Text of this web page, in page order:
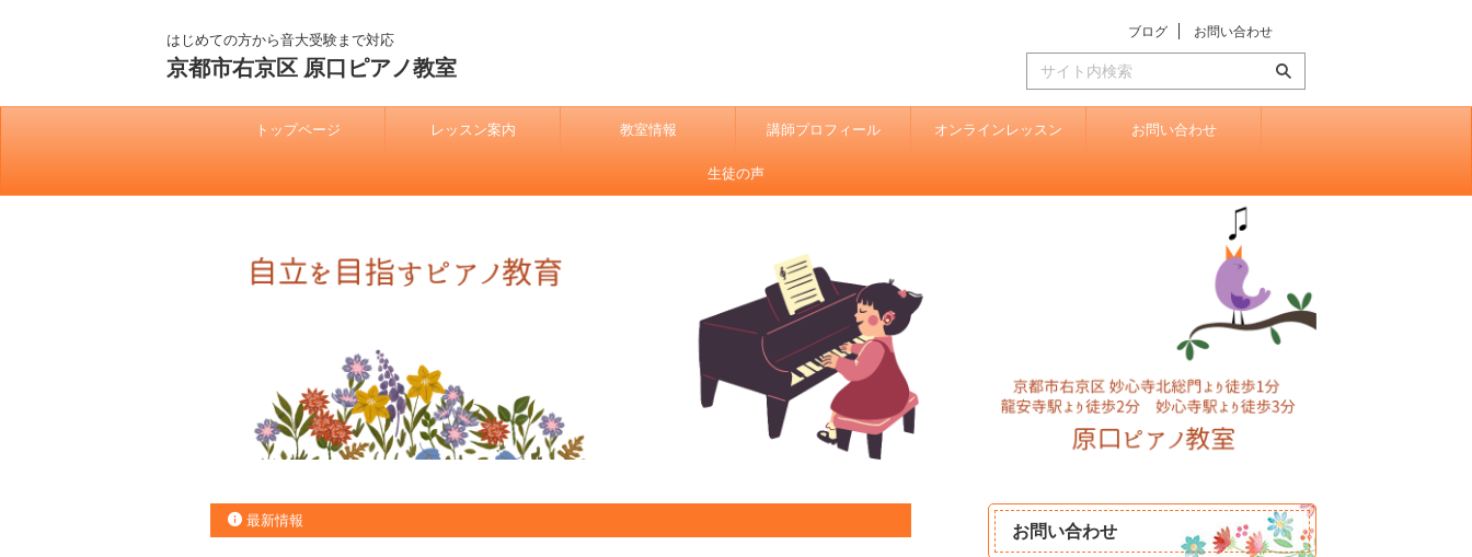
はじめての方から音大受験まで対応
京都市右京区 原口ピアノ教室
ブログ お問い合わせ
トップページ レッスン案内 教室情報 講師プロフィール オンラインレッスン お問い合わせ
生徒の声
最新情報 お問い合わせ